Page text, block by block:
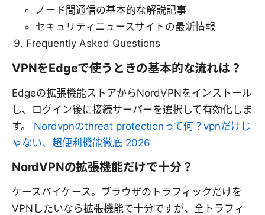
ノード間通信の基本的な解説記事
セキュリティニュースサイトの最新情報
Frequently Asked Questions
VPNをEdgeで使うときの基本的な流れは？
Edgeの拡張機能ストアからNordVPNをインストール
し、ログイン後に接続サーバーを選択して有効化しま
す。 Nordvpnのthreat protectionって何？vpnだけじ
ゃない、超便利機能徹底 2026
NordVPNの拡張機能だけで十分？
ケースバイケース。ブラウザのトラフィックだけを
VPNしたいなら拡張機能で十分ですが、全トラフィ